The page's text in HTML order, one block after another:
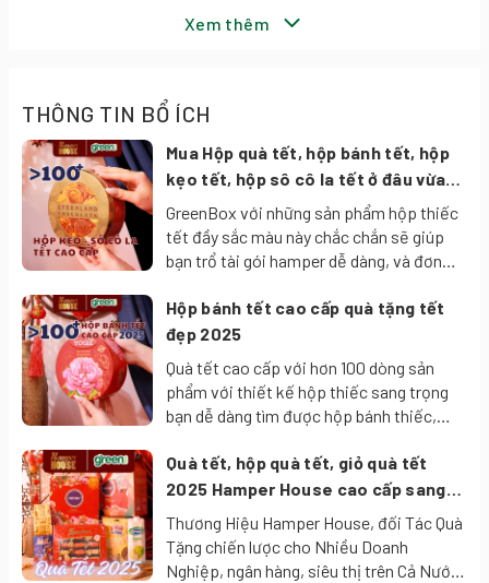
Với nắp có những hình ảnh 3D hấp dẫn của các nhân vật
hoạt hình nổi tiếng mà nhuwgx đứa bé rất yêu thích.
Mỗi loại có chứa 2 hoặc 3 hình sưu tầm bên trong khác
nhau để bé khám phá.
Hello Kitty & Friends và Paw Patrol
Hello Kitty– biểu tượng dễ thương toàn cầu đến từ hãng
Sanrio (Nhật Bản). Tuy tạo hình và trang phục có sự khác
nhau, nhưng tất cả đều là biến thể tạo hình của Hello
Kitty
loạt phim hoạt hình thiếu nhi
Paw Patrol
(Đội chó cứu
hộ):
Chase chó cảnh sát (lông nâu, mặc áo xanh, đội
Xem thêm
THÔNG TIN BỔ ÍCH
Mua Hộp quà tết, hộp bánh tết, hộp
kẹo tết, hộp sô cô la tết ở đâu vừa
ngon vừa đẹp vừa rẻ?
GreenBox với những sản phẩm hộp thiếc
tết đầy sắc màu này chắc chắn sẽ giúp
bạn trổ tài gói hamper dễ dàng, và đơn
tết hay hộp sô cô la tết cũng đủ thể hiện
được sự sang trọng và chu đáo của mình
tới người nhận.
Hộp bánh tết cao cấp quà tặng tết
đẹp 2025
Quà tết cao cấp với hơn 100 dòng sản
phẩm với thiết kế hộp thiếc sang trọng
bạn dễ dàng tìm được hộp bánh thiếc,
hơn 1000+ sản phẩm bánh kẹo tại
GreenBox với thiết kế đẹp đẳng cấp sẽ là
món quà ý nghĩa mang giá trị tri ân đích
thực.
Quà tết, hộp quà tết, giỏ quà tết
2025 Hamper House cao cấp sang
trọng ý nghĩa tặng người thân, nhân
viên, đối tác
Thương Hiệu Hamper House, đối Tác Quà
Tặng chiến lược cho Nhiều Doanh
Nghiệp, ngân hàng, siêu thị trên Cả Nước.